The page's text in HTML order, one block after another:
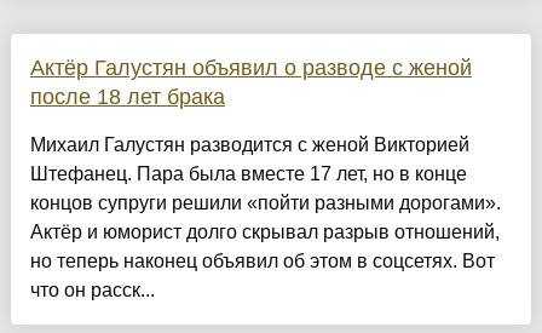
Актёр Галустян объявил о разводе с женой
после 18 лет брака
Михаил Галустян разводится с женой Викторией
Штефанец. Пара была вместе 17 лет, но в конце
концов супруги решили «пойти разными дорогами».
Актёр и юморист долго скрывал разрыв отношений,
но теперь наконец объявил об этом в соцсетях. Вот
что он расск...